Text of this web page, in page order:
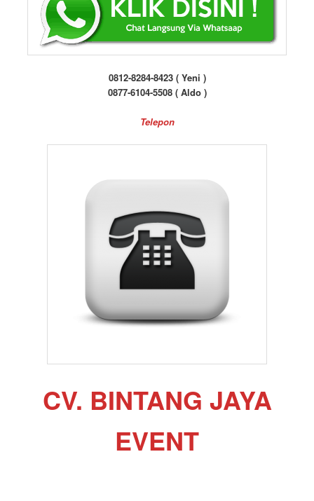
0812-8284-8423 ( Yeni )
0877-6104-5508 ( Aldo )
Telepon
CV. BINTANG JAYA
EVENT